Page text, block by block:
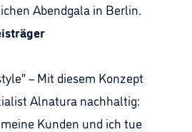
Abendgala in Berlin.
– Mit diesem Konzept
Alnatura nachhaltig:
Kunden und ich tue